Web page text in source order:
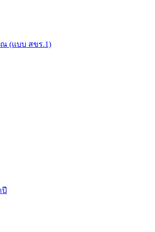
(แบบ สขร.1)